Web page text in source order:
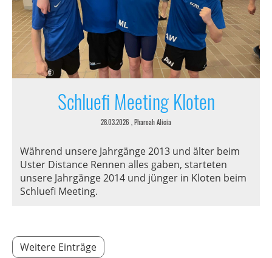
Schluefi Meeting Kloten
28.03.2026 , Pharoah Alicia
Während unsere Jahrgänge 2013 und älter beim
Uster Distance Rennen alles gaben, starteten
unsere Jahrgänge 2014 und jünger in Kloten beim
Schluefi Meeting.
Weitere Einträge